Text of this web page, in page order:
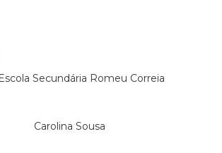
Secundária Romeu Correia